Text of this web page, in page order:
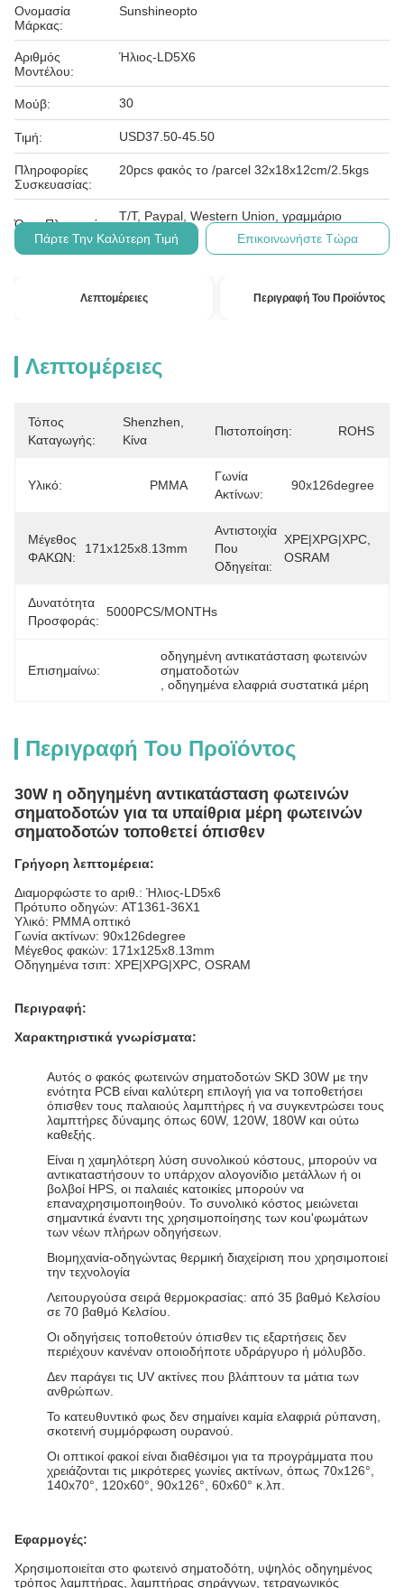
Ονομασία
Μάρκας:
Sunshineopto
Αριθμός
Μοντέλου:
Ήλιος-LD5X6
Μούβ: 30
Τιμή: USD37.50-45.50
Πληροφορίες
Συσκευασίας:
20pcs φακός το /parcel 32x18x12cm/2.5kgs
Όροι Πληρωμής:
T/T, Paypal, Western Union, γραμμάριο
Πάρτε Την Καλύτερη Τιμή Επικοινωνήστε Τώρα
Λεπτομέρειες Περιγραφή Του Προϊόντος
Λεπτομέρειες
Τόπος
Καταγωγής:
Shenzhen,
Κίνα
Πιστοποίηση: ROHS
Υλικό: PMMA
Γωνία
Ακτίνων:
90x126degree
Μέγεθος
ΦΑΚΩΝ:
171x125x8.13mm
Αντιστοιχία
Που
Οδηγείται:
XPE|XPG|XPC,
OSRAM
Δυνατότητα
Προσφοράς:
5000PCS/MONTHs
Επισημαίνω:
οδηγημένη αντικατάσταση φωτεινών
σηματοδοτών
, οδηγημένα ελαφριά συστατικά μέρη
Περιγραφή Του Προϊόντος
30W η οδηγημένη αντικατάσταση φωτεινών
σηματοδοτών για τα υπαίθρια μέρη φωτεινών
σηματοδοτών τοποθετεί όπισθεν
Γρήγορη λεπτομέρεια:
Διαμορφώστε το αριθ.: Ήλιος-LD5x6
Πρότυπο οδηγών: AT1361-36X1
Υλικό: PMMA οπτικό
Γωνία ακτίνων: 90x126degree
Μέγεθος φακών: 171x125x8.13mm
Οδηγημένα τσιπ: XPE|XPG|XPC, OSRAM
Περιγραφή:
Χαρακτηριστικά γνωρίσματα:
Αυτός ο φακός φωτεινών σηματοδοτών SKD 30W με την
ενότητα PCB είναι καλύτερη επιλογή για να τοποθετήσει
όπισθεν τους παλαιούς λαμπτήρες ή να συγκεντρώσει τους
λαμπτήρες δύναμης όπως 60W, 120W, 180W και ούτω
καθεξής.
Είναι η χαμηλότερη λύση συνολικού κόστους, μπορούν να
αντικαταστήσουν το υπάρχον αλογονίδιο μετάλλων ή οι
βολβοί HPS, οι παλαιές κατοικίες μπορούν να
επαναχρησιμοποιηθούν. Το συνολικό κόστος μειώνεται
σημαντικά έναντι της χρησιμοποίησης των κοu'φωμάτων
των νέων πλήρων οδηγήσεων.
Βιομηχανία-οδηγώντας θερμική διαχείριση που χρησιμοποιεί
την τεχνολογία
Λειτουργούσα σειρά θερμοκρασίας: από 35 βαθμό Κελσίου
σε 70 βαθμό Κελσίου.
Οι οδηγήσεις τοποθετούν όπισθεν τις εξαρτήσεις δεν
περιέχουν κανέναν οποιοδήποτε υδράργυρο ή μόλυβδο.
Δεν παράγει τις UV ακτίνες που βλάπτουν τα μάτια των
ανθρώπων.
Το κατευθυντικό φως δεν σημαίνει καμία ελαφριά ρύπανση,
σκοτεινή συμμόρφωση ουρανού.
Οι οπτικοί φακοί είναι διαθέσιμοι για τα προγράμματα που
χρειάζονται τις μικρότερες γωνίες ακτίνων, όπως 70x126°,
140x70°, 120x60°, 90x126°, 60x60° κ.λπ.
Εφαρμογές:
Χρησιμοποιείται στο φωτεινό σηματοδότη, υψηλός οδηγημένος
τρόπος λαμπτήρας, λαμπτήρας σηράγγων, τετραγωνικός